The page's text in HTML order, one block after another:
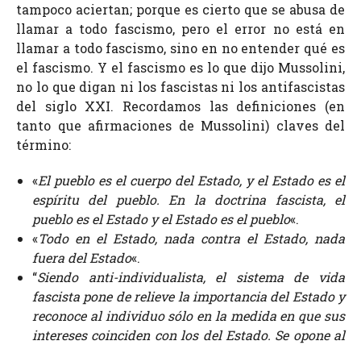
tampoco aciertan; porque es cierto que se abusa de
llamar a todo fascismo, pero el error no está en
llamar a todo fascismo, sino en no entender qué es
el fascismo. Y el fascismo es lo que dijo Mussolini,
no lo que digan ni los fascistas ni los antifascistas
del siglo XXI. Recordamos las definiciones (en
tanto que afirmaciones de Mussolini) claves del
término:
«El pueblo es el cuerpo del Estado, y el Estado es el
espíritu del pueblo. En la doctrina fascista, el
pueblo es el Estado y el Estado es el pueblo«.
«Todo en el Estado, nada contra el Estado, nada
fuera del Estado«.
“Siendo anti-individualista, el sistema de vida
fascista pone de relieve la importancia del Estado y
reconoce al individuo sólo en la medida en que sus
intereses coinciden con los del Estado. Se opone al